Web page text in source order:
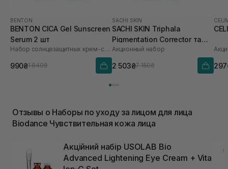
BENTON
BENTON CICA Gel Sunscreen
Serum 2 шт
Набор солнцезащитных крем-сывороток
990₴1 840₴
SACHI SKIN
SACHI SKIN Triphala
Pigmentation Corrector та
Saffron Luminous Cleanser
Акционный набор
2 503₴7 150₴
Отзывы о Наборы по уходу за лицом для лица
Biodance Чувствительная кожа лица
Акційний набір USOLAB Bio
Advanced Lightening Eye Cream + Vita